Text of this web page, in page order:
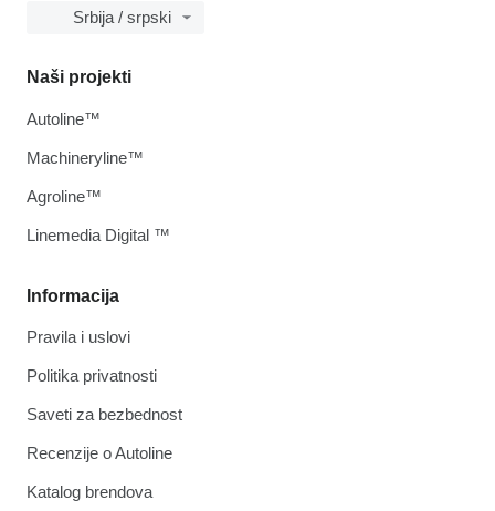
Srbija / srpski
Informacija
Pravila i uslovi
Politika privatnosti
Saveti za bezbednost
Recenzije o Autoline
Katalog brendova
Naši projekti
Autoline™
Machineryline™
Agroline™
Linemedia Digital ™